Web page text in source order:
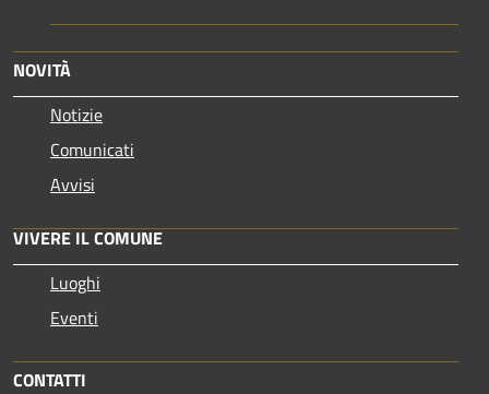
NOVITÀ
Notizie
Comunicati
Avvisi
VIVERE IL COMUNE
Luoghi
Eventi
CONTATTI